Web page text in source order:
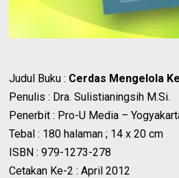
Judul Buku : Cerdas Mengelola
Penulis : Dra. Sulistianingsih M.Si.
Penerbit : Pro-U Media –
Tebal : 180 halaman ; 14 x 20 cm
ISBN : 979-1273-278
Cetakan Ke-2 : April 2012